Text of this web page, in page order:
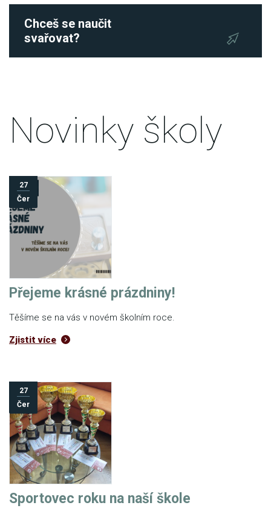
Chceš se naučit
svařovat?
Novinky školy
27
Čer
Přejeme krásné prázdniny!
Těšíme se na vás v novém školním roce.
Zjistit více
27
Čer
Sportovec roku na naší škole